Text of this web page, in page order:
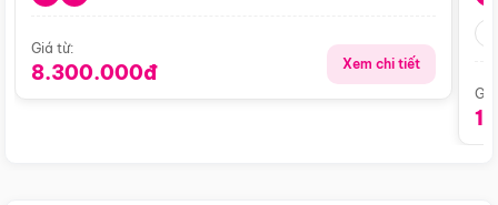
Giá từ:
8.300.000đ Xem chi tiết